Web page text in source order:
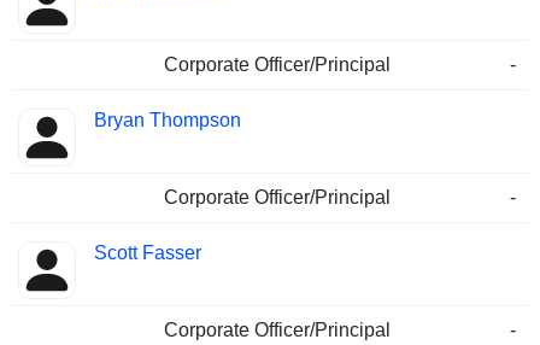
Corporate Officer/Principal -
Bryan Thompson
Corporate Officer/Principal -
Scott Fasser
Corporate Officer/Principal -